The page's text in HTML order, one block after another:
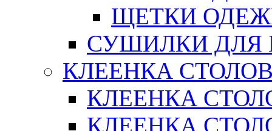
ЩЕТКИ
СУШИЛКИ ДЛЯ
КЛЕЕНКА
КЛЕЕНКА
КЛЕЕНКА